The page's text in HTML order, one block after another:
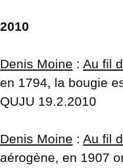
2010
Denis Moine : Au fil
en 1794, la bougie
QUJU 19.2.2010
Denis Moine : Au fil
aérogène, en 1907